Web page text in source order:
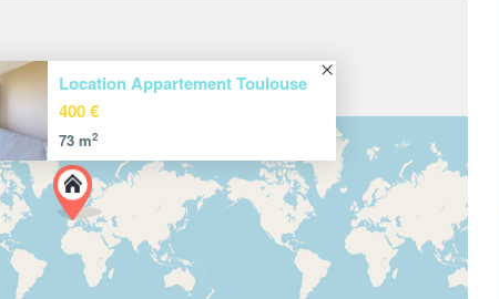
Location Appartement Toulouse
400 €
73 m2